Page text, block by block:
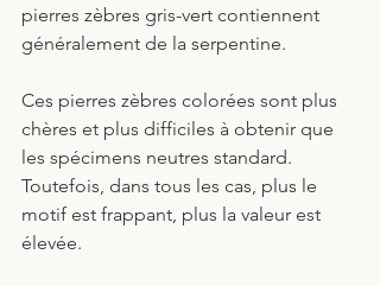
pierres zèbres gris-vert contiennent
généralement de la serpentine.
Ces pierres zèbres colorées sont plus
chères et plus difficiles à obtenir que
les spécimens neutres standard.
Toutefois, dans tous les cas, plus le
motif est frappant, plus la valeur est
élevée.